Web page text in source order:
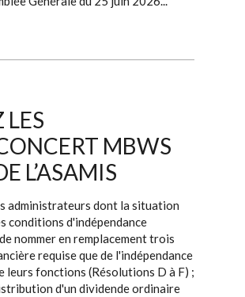
MBWS
L’ASAMIS
administrateurs dont la situation
conditions d'indépendance
nommer en remplacement trois
requise que de l'indépendance
fonctions (Résolutions D à F) ;
d'un dividende ordinaire